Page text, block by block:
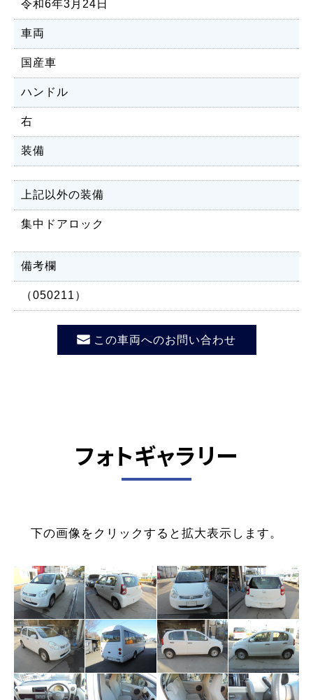
令和6年3月24日
車両
国産車
ハンドル
右
装備
上記以外の装備
集中ドアロック
備考欄
（050211）
この車両へのお問い合わせ
フォトギャラリー
下の画像をクリックすると拡大表示します。